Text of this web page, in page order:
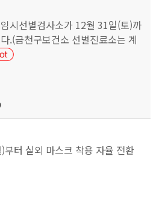
시선별검사소가 12월 31일(토)까
.(금천구보건소 선별진료소는 계
부터 실외 마스크 착용 자율 전환